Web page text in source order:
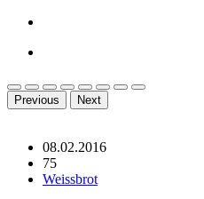
Previous Next
08.02.2016
75
Weissbrot